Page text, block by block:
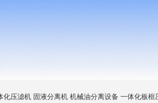
化压滤机 固液分离机 机械油分离设备 一体化板框压滤机 撬装